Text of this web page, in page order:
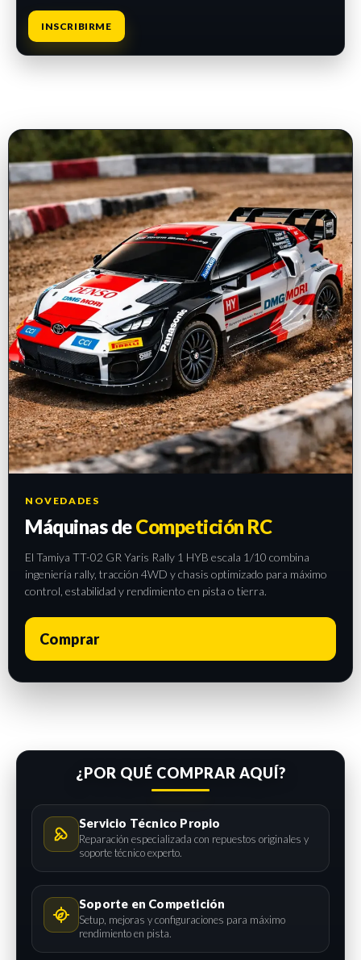
INSCRIBIRME
NOVEDADES
Máquinas deCompetición RC
El Tamiya TT-02 GR Yaris Rally 1 HYB escala 1/10 combina
ingeniería rally, tracción 4WD y chasis optimizado para máximo
control, estabilidad y rendimiento en pista o tierra.
Comprar
¿POR QUÉ COMPRAR AQUÍ?
Servicio Técnico Propio
Reparación especializada con repuestos originales y
soporte técnico experto.
Soporte en Competición
Setup, mejoras y configuraciones para máximo
rendimiento en pista.